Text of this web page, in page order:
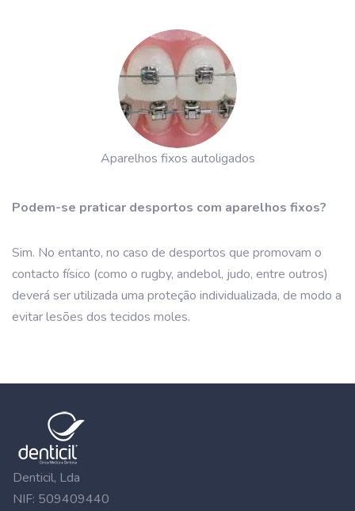
Aparelhos fixos autoligados
Podem-se praticar desportos com aparelhos fixos?
Sim. No entanto, no caso de desportos que promovam o
contacto físico (como o rugby, andebol, judo, entre outros)
deverá ser utilizada uma proteção individualizada, de modo a
evitar lesões dos tecidos moles.
Denticil, Lda
NIF: 509409440